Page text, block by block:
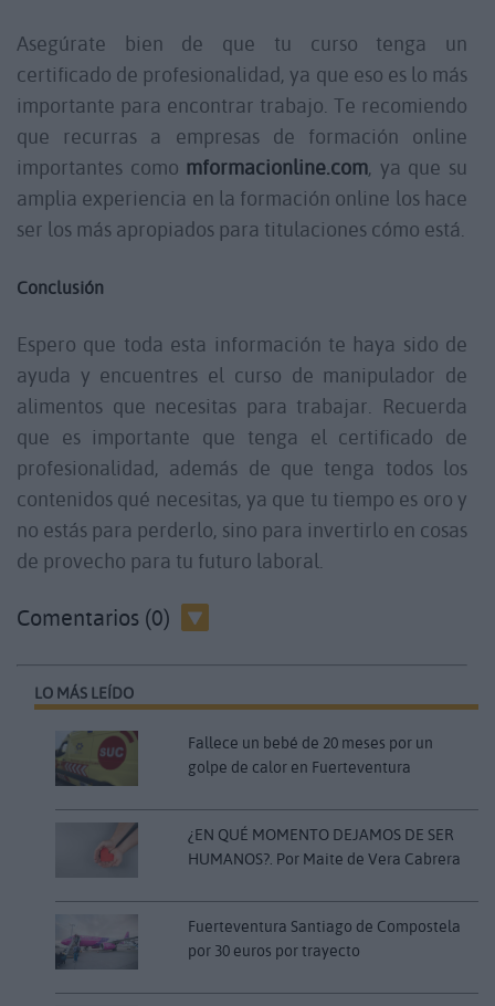
Asegúrate bien de que tu curso tenga un
certificado de profesionalidad, ya que eso es lo más
importante para encontrar trabajo. Te recomiendo
que recurras a empresas de formación online
importantes como mformacionline.com, ya que su
amplia experiencia en la formación online los hace
ser los más apropiados para titulaciones cómo está.
Conclusión
Espero que toda esta información te haya sido de
ayuda y encuentres el curso de manipulador de
alimentos que necesitas para trabajar. Recuerda
que es importante que tenga el certificado de
profesionalidad, además de que tenga todos los
contenidos qué necesitas, ya que tu tiempo es oro y
no estás para perderlo, sino para invertirlo en cosas
de provecho para tu futuro laboral.
Comentarios (0)
LO MÁS LEÍDO
Fallece un bebé de 20 meses por un
golpe de calor en Fuerteventura
¿EN QUÉ MOMENTO DEJAMOS DE SER
HUMANOS?. Por Maite de Vera Cabrera
Fuerteventura Santiago de Compostela
por 30 euros por trayecto